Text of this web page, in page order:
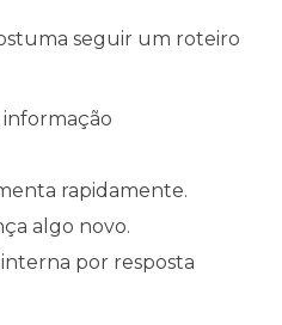
seguir um roteiro
rapidamente.
algo novo.
por resposta